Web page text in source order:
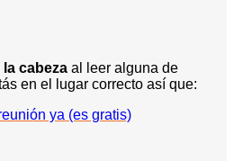
cabeza al leer alguna de
en el lugar correcto así que:
ya (es gratis)